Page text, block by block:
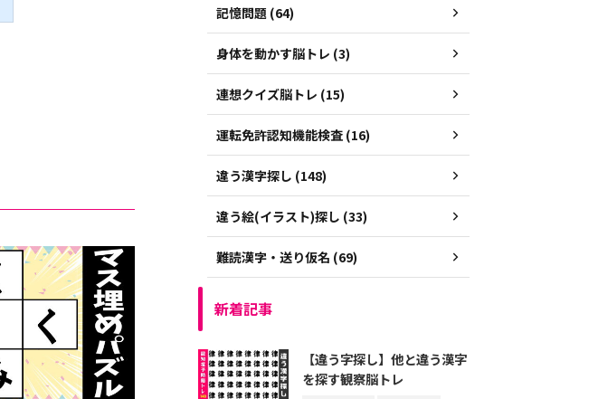
記憶問題 (64)
身体を動かす脳トレ (3)
連想クイズ脳トレ (15)
運転免許認知機能検査 (16)
違う漢字探し (148)
違う絵(イラスト)探し (33)
難読漢字・送り仮名 (69)
新着記事
【違う字探し】他と違う漢字
を探す観察脳トレ